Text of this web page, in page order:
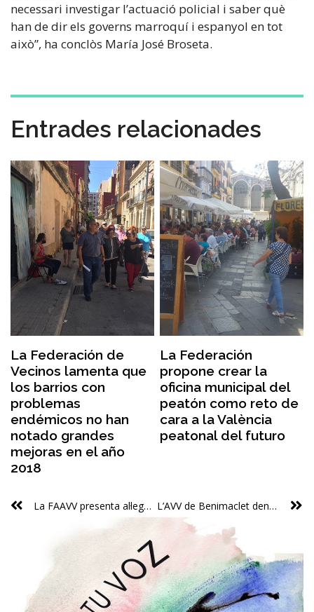
necessari investigar l’actuació policial i saber què
han de dir els governs marroquí i espanyol en tot
això”, ha conclòs María José Broseta.
Entrades relacionades
La Federación de
Vecinos lamenta que
los barrios con
problemas
endémicos no han
notado grandes
mejoras en el año
2018
La Federación
propone crear la
oficina municipal del
peatón como reto de
cara a la València
peatonal del futuro
La FAAVV presenta al·legacions a l’ordenança de protecció contra la contaminació acústica L’AVV de Benimaclet denuncia la retallada d’horaris en biblioteques i piscines